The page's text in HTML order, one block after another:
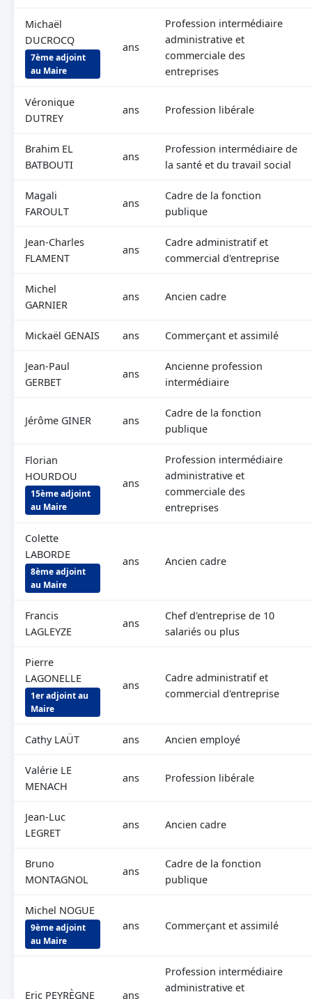
Michaël
DUCROCQ
7ème adjoint
au Maire
ans
Profession intermédiaire
administrative et
commerciale des
entreprises
Véronique
DUTREY
ans Profession libérale
Brahim EL
BATBOUTI
ans
Profession intermédiaire de
la santé et du travail social
Magali
FAROULT
ans
Cadre de la fonction
publique
Jean-Charles
FLAMENT
ans
Cadre administratif et
commercial d'entreprise
Michel
GARNIER
ans Ancien cadre
Mickaël GENAIS ans Commerçant et assimilé
Jean-Paul
GERBET
ans
Ancienne profession
intermédiaire
Jérôme GINER ans
Cadre de la fonction
publique
Florian
HOURDOU
15ème adjoint
au Maire
ans
Profession intermédiaire
administrative et
commerciale des
entreprises
Colette
LABORDE
8ème adjoint
au Maire
ans Ancien cadre
Francis
LAGLEYZE
ans
Chef d'entreprise de 10
salariés ou plus
Pierre
LAGONELLE
1er adjoint au
Maire
ans
Cadre administratif et
commercial d'entreprise
Cathy LAÜT ans Ancien employé
Valérie LE
MENACH
ans Profession libérale
Jean-Luc
LEGRET
ans Ancien cadre
Bruno
MONTAGNOL
ans
Cadre de la fonction
publique
Michel NOGUE
9ème adjoint
au Maire
ans Commerçant et assimilé
Eric PEYRÈGNE ans
Profession intermédiaire
administrative et